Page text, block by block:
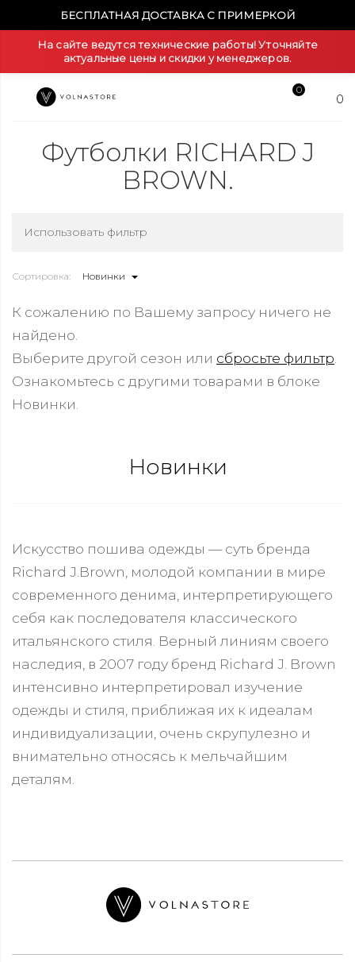
БЕСПЛАТНАЯ ДОСТАВКА С ПРИМЕРКОЙ
На сайте ведутся технические работы! Уточняйте
актуальные цены и скидки у менеджеров.
0
0
Футболки RICHARD J
BROWN.
Использовать фильтр
Сортировка: Новинки
К сожалению по Вашему запросу ничего не
найдено.
Выберите другой сезон или сбросьте фильтр
Ознакомьтесь с другими товарами в блоке
Новинки.
Новинки
Искусство пошива одежды — суть бренда
Richard J.Brown, молодой компании в мире
современного денима, интерпретирующего
себя как последователя классического
итальянского стиля. Верный линиям своего
наследия, в 2007 году бренд Richard J. Brown
интенсивно интерпретировал изучение
одежды и стиля, приближая их к идеалам
индивидуализации, очень скрупулезно и
внимательно относясь к мельчайшим
деталям.